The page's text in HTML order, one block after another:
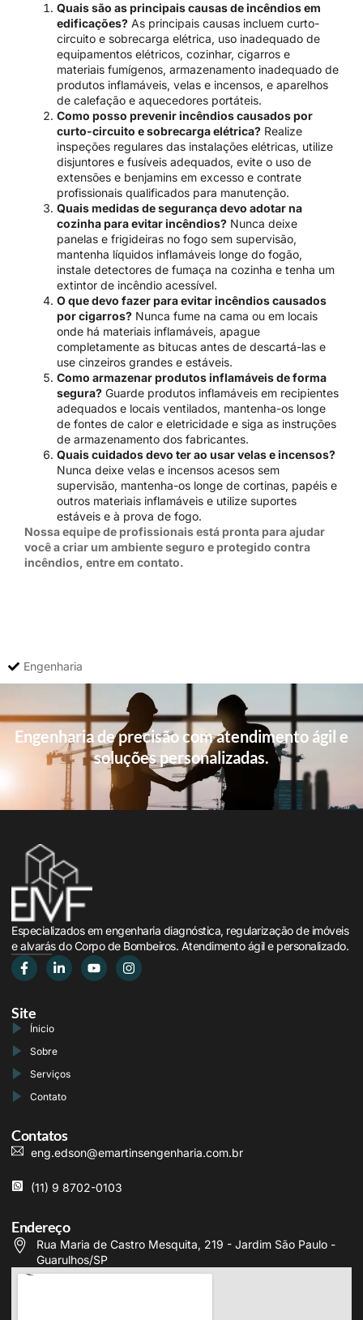
Quais são as principais causas de incêndios em
edificações? As principais causas incluem curto-
circuito e sobrecarga elétrica, uso inadequado de
equipamentos elétricos, cozinhar, cigarros e
materiais fumígenos, armazenamento inadequado de
produtos inflamáveis, velas e incensos, e aparelhos
de calefação e aquecedores portáteis.
Como posso prevenir incêndios causados por
curto-circuito e sobrecarga elétrica? Realize
inspeções regulares das instalações elétricas, utilize
disjuntores e fusíveis adequados, evite o uso de
extensões e benjamins em excesso e contrate
profissionais qualificados para manutenção.
Quais medidas de segurança devo adotar na
cozinha para evitar incêndios? Nunca deixe
panelas e frigideiras no fogo sem supervisão,
mantenha líquidos inflamáveis longe do fogão,
instale detectores de fumaça na cozinha e tenha um
extintor de incêndio acessível.
O que devo fazer para evitar incêndios causados
por cigarros? Nunca fume na cama ou em locais
onde há materiais inflamáveis, apague
completamente as bitucas antes de descartá-las e
use cinzeiros grandes e estáveis.
Como armazenar produtos inflamáveis de forma
segura? Guarde produtos inflamáveis em recipientes
adequados e locais ventilados, mantenha-os longe
de fontes de calor e eletricidade e siga as instruções
de armazenamento dos fabricantes.
Quais cuidados devo ter ao usar velas e incensos?
Nunca deixe velas e incensos acesos sem
supervisão, mantenha-os longe de cortinas, papéis e
outros materiais inflamáveis e utilize suportes
estáveis e à prova de fogo.
Nossa equipe de profissionais está pronta para ajudar
você a criar um ambiente seguro e protegido contra
incêndios, entre em contato.
Engenharia
Engenharia de precisão com atendimento ágil e
soluções personalizadas.
Especializados em engenharia diagnóstica, regularização de imóveis
e alvarás do Corpo de Bombeiros. Atendimento ágil e personalizado.
Site
Ínicio
Sobre
Serviços
Contato
Contatos
eng.edson@emartinsengenharia.com.br
(11) 9 8702-0103
Endereço
Rua Maria de Castro Mesquita, 219 - Jardim São Paulo -
Guarulhos/SP